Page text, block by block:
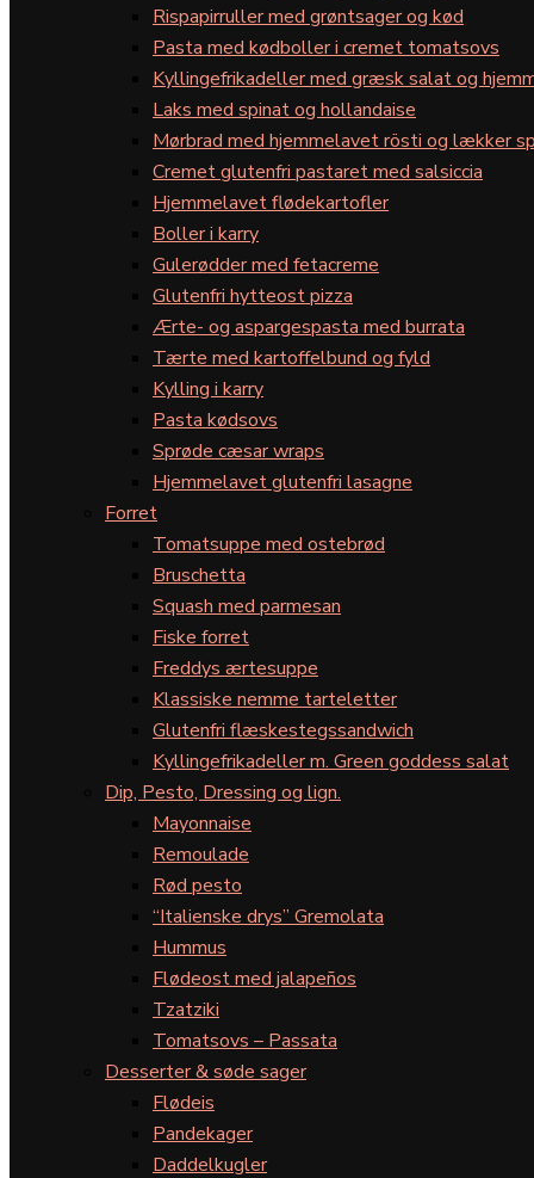
Rispapirruller med grøntsager og kød
Pasta med kødboller i cremet tomatsovs
Kyllingefrikadeller med græsk salat og
Laks med spinat og hollandaise
Mørbrad med hjemmelavet rösti og lækker
Cremet glutenfri pastaret med salsiccia
Hjemmelavet flødekartofler
Boller i karry
Gulerødder med fetacreme
Glutenfri hytteost pizza
Ærte- og aspargespasta med burrata
Tærte med kartoffelbund og fyld
Kylling i karry
Pasta kødsovs
Sprøde cæsar wraps
Hjemmelavet glutenfri lasagne
Forret
Tomatsuppe med ostebrød
Bruschetta
Squash med parmesan
Fiske forret
Freddys ærtesuppe
Klassiske nemme tarteletter
Glutenfri flæskestegssandwich
Kyllingefrikadeller m. Green goddess salat
Dip, Pesto, Dressing og lign.
Mayonnaise
Remoulade
Rød pesto
“Italienske drys” Gremolata
Hummus
Flødeost med jalapeños
Tzatziki
Tomatsovs – Passata
Desserter & søde sager
Flødeis
Pandekager
Daddelkugler